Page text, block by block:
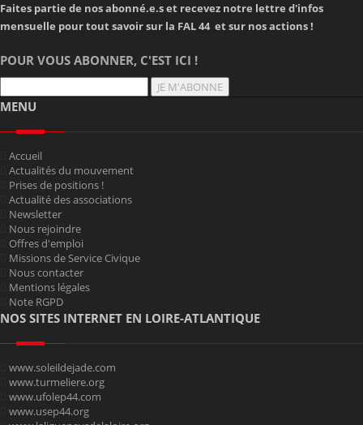
Faites partie de nos abonné.e.s et recevez notre lettre d'infos
mensuelle pour tout savoir sur la FAL 44 et sur nos actions !
POUR VOUS ABONNER, C'EST ICI !
JE M'ABONNE
MENU
Accueil
Actualités du mouvement
Prises de positions !
Actualité des associations
Newsletter
Nous rejoindre
Offres d'emploi
Missions de Service Civique
Nous contacter
Mentions légales
Note RGPD
NOS SITES INTERNET EN LOIRE-ATLANTIQUE
www.soleildejade.com
www.turmeliere.org
www.ufolep44.com
www.usep44.org